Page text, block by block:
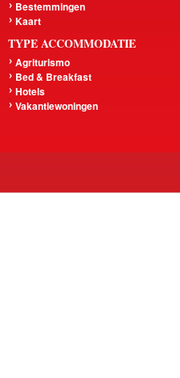
Bestemmingen
Kaart
TYPE ACCOMMODATIE
Agriturismo
Bed & Breakfast
Hotels
Vakantiewoningen